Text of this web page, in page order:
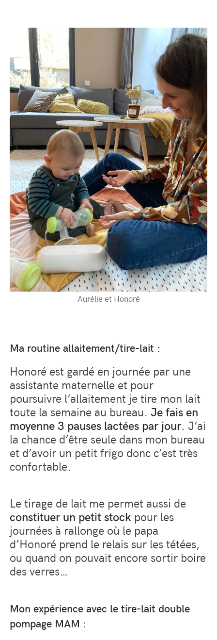
Aurélie et Honoré
Ma routine allaitement/tire-lait :
Honoré est gardé en journée par une
assistante maternelle et pour
poursuivre l’allaitement je tire mon lait
toute la semaine au bureau. Je fais en
moyenne 3 pauses lactées par jour. J’ai
la chance d’être seule dans mon bureau
et d’avoir un petit frigo donc c’est très
confortable.
Le tirage de lait me permet aussi de
constituer un petit stock pour les
journées à rallonge où le papa
d’Honoré prend le relais sur les tétées,
ou quand on pouvait encore sortir boire
des verres…
Mon expérience avec le tire-lait double
pompage MAM :